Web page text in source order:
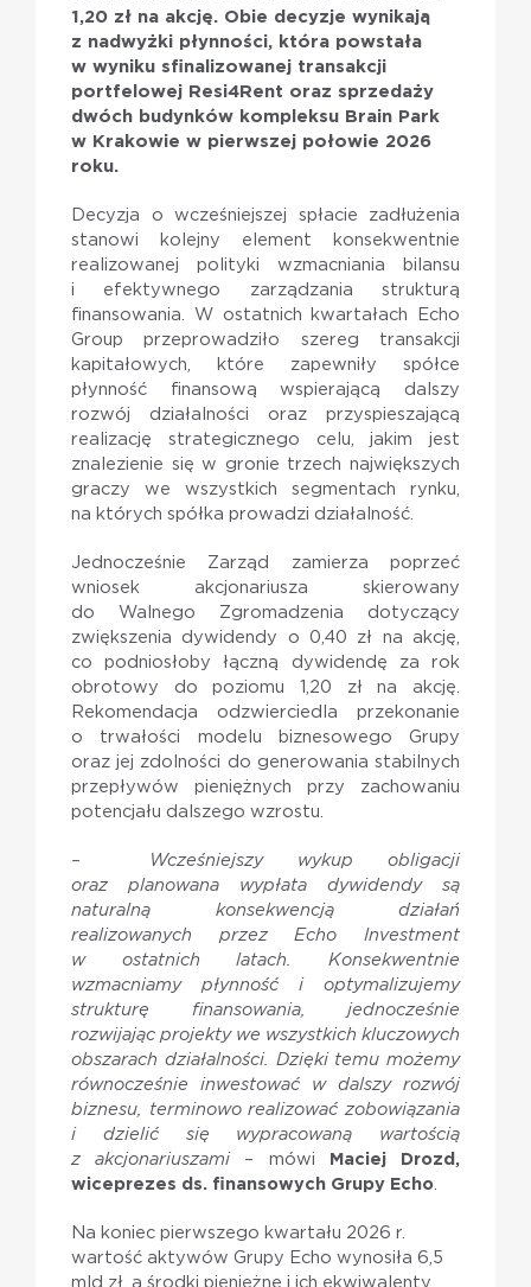
1,20 zł na akcję. Obie decyzje wynikają
z nadwyżki płynności, która powstała
w wyniku sfinalizowanej transakcji
portfelowej Resi4Rent oraz sprzedaży
dwóch budynków kompleksu Brain Park
w Krakowie w pierwszej połowie 2026
roku.
Decyzja o wcześniejszej spłacie zadłużenia
stanowi kolejny element konsekwentnie
realizowanej polityki wzmacniania bilansu
i efektywnego zarządzania strukturą
finansowania. W ostatnich kwartałach Echo
Group przeprowadziło szereg transakcji
kapitałowych, które zapewniły spółce
płynność finansową wspierającą dalszy
rozwój działalności oraz przyspieszającą
realizację strategicznego celu, jakim jest
znalezienie się w gronie trzech największych
graczy we wszystkich segmentach rynku,
na których spółka prowadzi działalność.
Jednocześnie Zarząd zamierza poprzeć
wniosek akcjonariusza skierowany
do Walnego Zgromadzenia dotyczący
zwiększenia dywidendy o 0,40 zł na akcję,
co podniosłoby łączną dywidendę za rok
obrotowy do poziomu 1,20 zł na akcję.
Rekomendacja odzwierciedla przekonanie
o trwałości modelu biznesowego Grupy
oraz jej zdolności do generowania stabilnych
przepływów pieniężnych przy zachowaniu
potencjału dalszego wzrostu.
–
Wcześniejszy wykup obligacji
oraz planowana wypłata dywidendy są
naturalną konsekwencją działań
realizowanych przez Echo Investment
w ostatnich latach. Konsekwentnie
wzmacniamy płynność i optymalizujemy
strukturę finansowania, jednocześnie
rozwijając projekty we wszystkich kluczowych
obszarach działalności. Dzięki temu możemy
równocześnie inwestować w dalszy rozwój
biznesu, terminowo realizować zobowiązania
i dzielić się wypracowaną wartością
z akcjonariuszami – mówi
Maciej Drozd,
wiceprezes ds. finansowych Grupy Echo.
Na koniec pierwszego kwartału 2026 r.
wartość aktywów Grupy Echo wynosiła 6,5
mld zł, a środki pieniężne i ich ekwiwalenty